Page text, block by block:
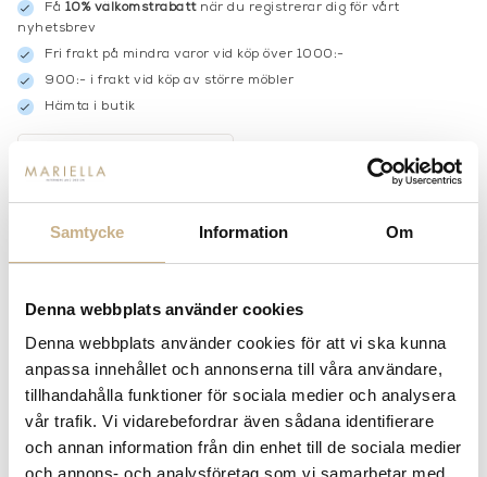
Samtycke Information Om
Denna webbplats använder cookies
Denna webbplats använder cookies för att vi ska kunna
anpassa innehållet och annonserna till våra användare,
tillhandahålla funktioner för sociala medier och analysera
vår trafik. Vi vidarebefordrar även sådana identifierare
och annan information från din enhet till de sociala medier
och annons- och analysföretag som vi samarbetar med.
Få 10% välkomstrabattnär du registrerar dig för vårt
nyhetsbrev
Fri frakt på mindra varor vid köp över 1000:-
900:- i frakt vid köp av större möbler
Hämta i butik
BESKRIVNING
PRODUKTVARIANTER